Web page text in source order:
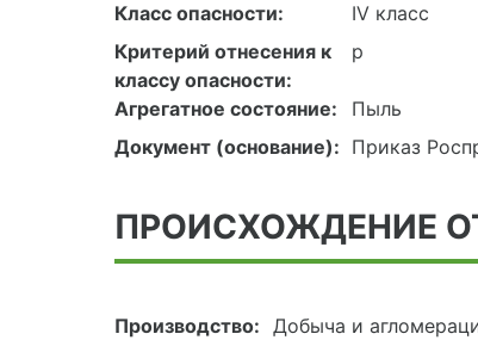
Класс опасности:
IV класс
Критерий отнесения к
классу опасности:
р
Агрегатное состояние:
Пыль
Документ (основание): Приказ
ПРОИСХОЖДЕНИЕ
Производство: Добыча и